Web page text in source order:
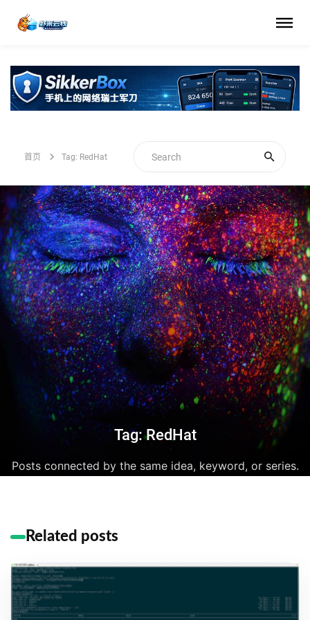
首页 Tag: RedHat
Tag: RedHat
Posts connected by the same idea, keyword, or series.
Related posts